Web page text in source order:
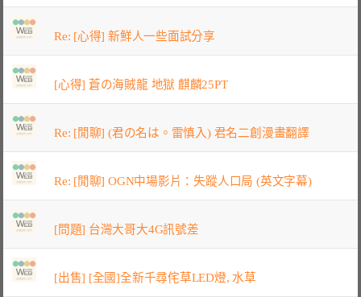
Re: [心得] 新鮮人一些面試分享
[心得] 蒼の海賊龍 地獄 麒麟25PT
Re: [閒聊] (君の名は。雷慎入) 君名二創漫畫翻譯
Re: [閒聊] OGN中場影片：失蹤人口局 (英文字幕)
[問題] 台灣大哥大4G訊號差
[出售] [全國]全新千尋侘草LED燈, 水草